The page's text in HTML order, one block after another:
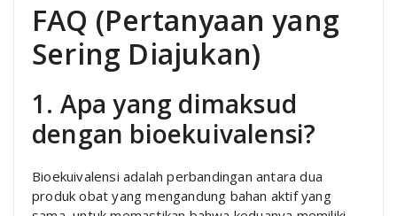
FAQ (Pertanyaan yang
Sering Diajukan)
1. Apa yang dimaksud
dengan bioekuivalensi?
Bioekuivalensi adalah perbandingan antara dua
produk obat yang mengandung bahan aktif yang